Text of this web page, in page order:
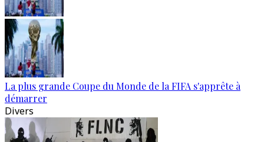
La plus grande Coupe du Monde de la FIFA s'apprête à
démarrer
Divers